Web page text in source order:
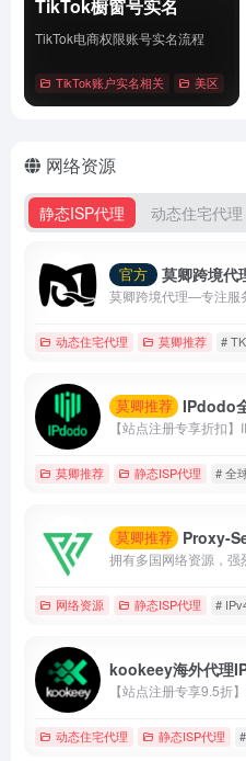
TikTok橱窗号实名
TikTok电商权限账号实名流程
TikTok账户实名相关 美区
网络资源
静态ISP代理 动态住宅代理
官方 莫卿跨境代
动态住宅代理 莫卿推荐 #
莫卿推荐 IPdodo
莫卿推荐 静态ISP代理 # 全
莫卿推荐 Proxy-
网络资源 静态ISP代理 #
kookeey海外代理
动态住宅代理 静态ISP代理